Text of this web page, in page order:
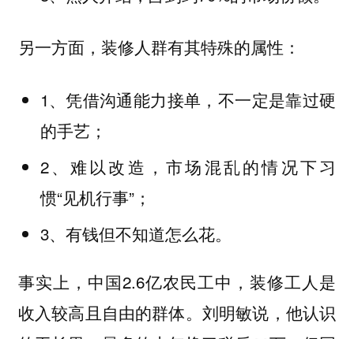
另一方面，装修人群有其特殊的属性：
1、凭借沟通能力接单，不一定是靠过硬
的手艺；
2、难以改造，市场混乱的情况下习
惯“见机行事”；
3、有钱但不知道怎么花。
事实上，中国2.6亿农民工中，装修工人是
收入较高且自由的群体。刘明敏说，他认识